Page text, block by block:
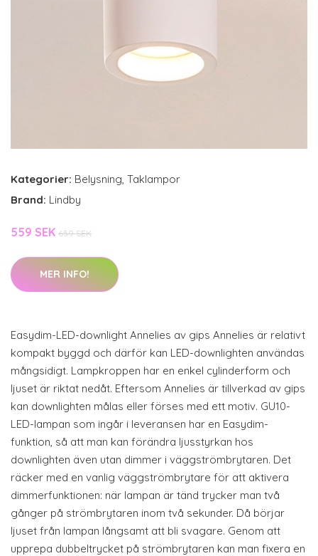
Kategorier: Belysning, Taklampor
Brand: Lindby
559 SEK 659 SEK
MER INFO!
Easydim-LED-downlight Annelies av gips Annelies är relativt
kompakt byggd och därför kan LED-downlighten användas
mångsidigt. Lampkroppen har en enkel cylinderform och
ljuset är riktat nedåt. Eftersom Annelies är tillverkad av gips
kan downlighten målas eller förses med ett motiv. GU10-
LED-lampan som ingår i leveransen har en Easydim-
funktion, så att man kan förändra ljusstyrkan hos
downlighten även utan dimmer i väggströmbrytaren. Det
räcker med en vanlig väggströmbrytare för att aktivera
dimmerfunktionen: när lampan är tänd trycker man två
gånger på strömbrytaren inom två sekunder. Då börjar
ljuset från lampan långsamt att bli svagare. Genom att
upprepa dubbeltrycket på strömbrytaren kan man fixera en